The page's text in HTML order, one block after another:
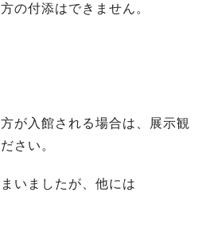
の付添はできません。
が入館される場合は、展示観
さい。
いましたが、他には